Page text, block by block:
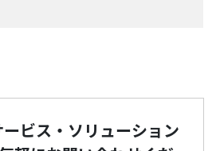
ビス・ソリューション